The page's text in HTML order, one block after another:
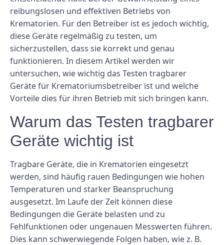
reibungslosen und effektiven Betriebs von
Krematorien. Für den Betreiber ist es jedoch wichtig,
diese Geräte regelmäßig zu testen, um
sicherzustellen, dass sie korrekt und genau
funktionieren. In diesem Artikel werden wir
untersuchen, wie wichtig das Testen tragbarer
Geräte für Krematoriumsbetreiber ist und welche
Vorteile dies für ihren Betrieb mit sich bringen kann.
Warum das Testen tragbarer
Geräte wichtig ist
Tragbare Geräte, die in Krematorien eingesetzt
werden, sind häufig rauen Bedingungen wie hohen
Temperaturen und starker Beanspruchung
ausgesetzt. Im Laufe der Zeit können diese
Bedingungen die Geräte belasten und zu
Fehlfunktionen oder ungenauen Messwerten führen.
Dies kann schwerwiegende Folgen haben, wie z. B.